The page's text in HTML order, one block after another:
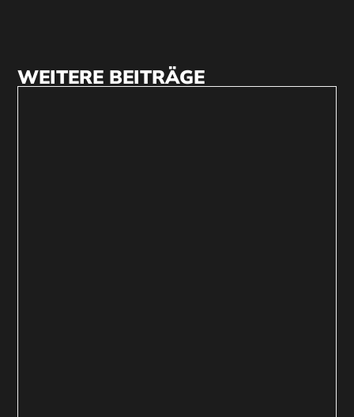
WEITERE BEITRÄGE